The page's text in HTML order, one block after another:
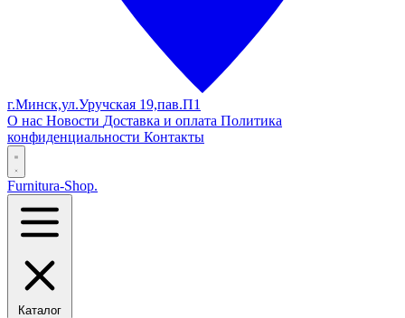
г.Минск,ул.Уручская 19,пав.П1
О нас Новости Доставка и оплата Политика
конфиденциальности Контакты
Furnitura-Shop.
Каталог